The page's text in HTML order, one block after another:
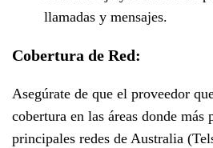
llamadas y mensajes.
Cobertura de Red:
Asegúrate de que el proveedor
cobertura en las áreas donde más
principales redes de Australia